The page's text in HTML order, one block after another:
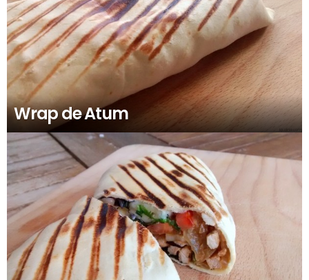
Wrap de Atum